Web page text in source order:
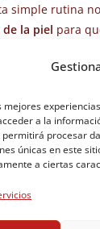
mejores
a la
procesar
únicas en este
a ciertas
simple rutina
la piel para
todos los días.
del año
efectos
Una buena
de verano.
evitarás
de